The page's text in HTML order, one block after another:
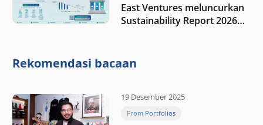
East Ventures meluncurkan
Sustainability Report 2026
nilai melalui kedisiplinan”
Rekomendasi bacaan
19 Desember 2025
From Portfolios